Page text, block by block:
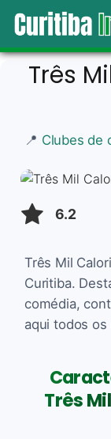
Três
📍 Clubes de
6.2
Três Mil
Curitiba.
comédia,
aqui todos os
Três